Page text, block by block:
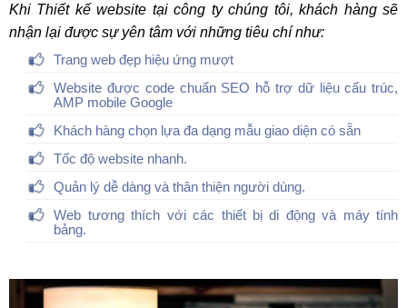
Khi Thiết kế website tại công ty chúng tôi, khách hàng sẽ
nhận lại được sự yên tâm với những tiêu chí như:
Trang web đẹp hiệu ứng mượt
Website được code chuẩn SEO hỗ trợ dữ liệu cấu trúc,
AMP mobile Google
Khách hàng chọn lựa đa dạng mẫu giao diện có sẵn
Tốc độ website nhanh.
Quản lý dễ dàng và thân thiện người dùng.
Web tương thích với các thiết bị di động và máy tính
bảng.